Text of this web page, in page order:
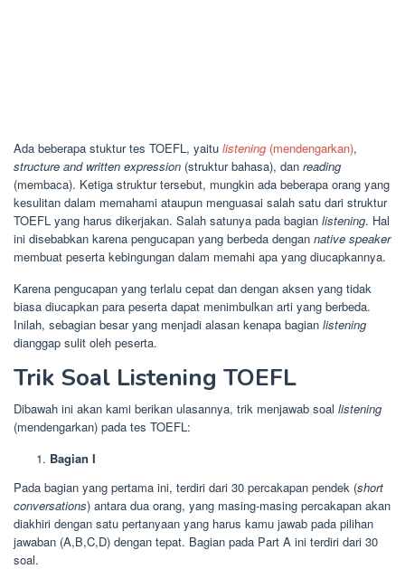
Ada beberapa stuktur tes TOEFL, yaitu listening (mendengarkan),
structure and written expression (struktur bahasa), dan reading
(membaca). Ketiga struktur tersebut, mungkin ada beberapa orang yang
kesulitan dalam memahami ataupun menguasai salah satu dari struktur
TOEFL yang harus dikerjakan. Salah satunya pada bagian listening. Hal
ini disebabkan karena pengucapan yang berbeda dengan native speaker
membuat peserta kebingungan dalam memahi apa yang diucapkannya.
Karena pengucapan yang terlalu cepat dan dengan aksen yang tidak
biasa diucapkan para peserta dapat menimbulkan arti yang berbeda.
Inilah, sebagian besar yang menjadi alasan kenapa bagian listening
dianggap sulit oleh peserta.
Trik Soal Listening TOEFL
Dibawah ini akan kami berikan ulasannya, trik menjawab soal listening
(mendengarkan) pada tes TOEFL:
Bagian I
Pada bagian yang pertama ini, terdiri dari 30 percakapan pendek (short
conversations) antara dua orang, yang masing-masing percakapan akan
diakhiri dengan satu pertanyaan yang harus kamu jawab pada pilihan
jawaban (A,B,C,D) dengan tepat. Bagian pada Part A ini terdiri dari 30
soal.